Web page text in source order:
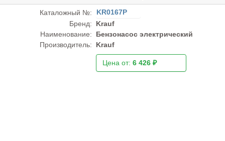
Каталожный №:
KR0167P
Бренд:
Krauf
Наименование:
Бензонасос электрический
Производитель:
Krauf
Цена от:6 426 ₽